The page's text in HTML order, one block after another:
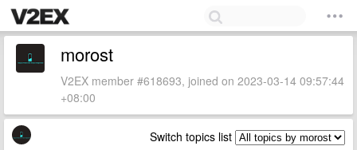
morost
V2EX member #618693, joined on 2023-03-14 09:57:44
+08:00
Switch topics list